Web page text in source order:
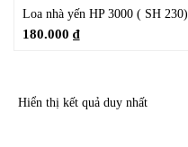
Loa nhà yến HP 3000 ( SH 230)
180.000 ₫
Hiển thị kết quả duy nhất